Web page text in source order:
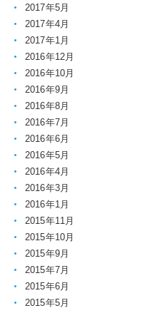
2017年5月
2017年4月
2017年1月
2016年12月
2016年10月
2016年9月
2016年8月
2016年7月
2016年6月
2016年5月
2016年4月
2016年3月
2016年1月
2015年11月
2015年10月
2015年9月
2015年7月
2015年6月
2015年5月